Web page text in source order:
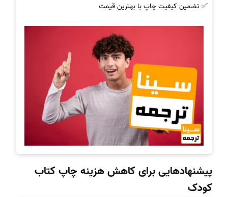
✅ تضمین کیفیت چاپ با بهترین قیمت
پیشنهادهایی برای کاهش هزینه چاپ کتاب
کودک